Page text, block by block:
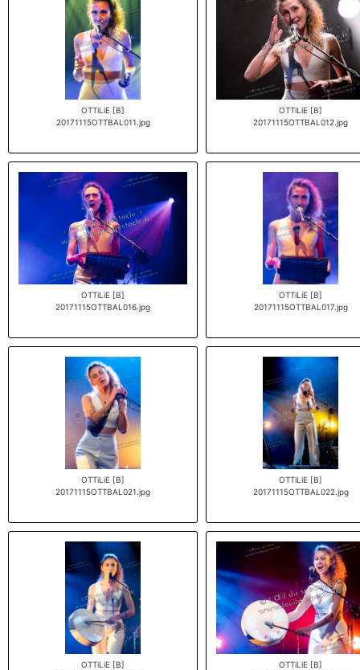
OTTiLiE [B]
20171115OTTBAL011.jpg
OTTiLiE [B]
20171115OTTBAL012.jpg
OTTiLiE [B]
20171115OTTBAL016.jpg
OTTiLiE [B]
20171115OTTBAL017.jpg
OTTiLiE [B]
20171115OTTBAL021.jpg
OTTiLiE [B]
20171115OTTBAL022.jpg
OTTiLiE [B]
OTTiLiE [B]